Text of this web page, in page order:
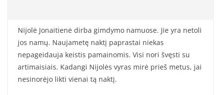
Nijolė Jonaitienė dirba gimdymo namuose. Jie yra netoli
jos namų. Naujametę naktį paprastai niekas
nepageidauja keistis pamainomis. Visi nori švęsti su
artimaisiais. Kadangi Nijolės vyras mirė prieš metus, jai
nesinorėjo likti vienai tą naktį.